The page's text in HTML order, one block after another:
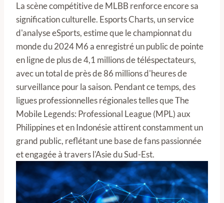
La scène compétitive de MLBB renforce encore sa
signification culturelle. Esports Charts, un service
d'analyse eSports, estime que le championnat du
monde du 2024 M6 a enregistré un public de pointe
en ligne de plus de 4,1 millions de téléspectateurs,
avec un total de près de 86 millions d'heures de
surveillance pour la saison. Pendant ce temps, des
ligues professionnelles régionales telles que The
Mobile Legends: Professional League (MPL) aux
Philippines et en Indonésie attirent constamment un
grand public, reflétant une base de fans passionnée
et engagée à travers l'Asie du Sud-Est.